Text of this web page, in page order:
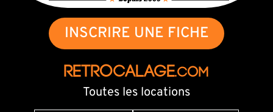
INSCRIRE UNE FICHE
RETROCALAGE.com
Toutes les locations